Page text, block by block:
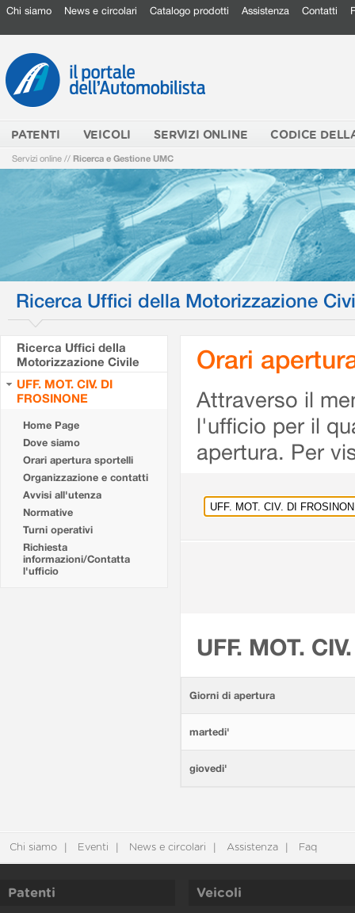
Chi siamo News e circolari Catalogo prodotti Assistenza Contatti
PATENTI VEICOLI SERVIZI ONLINE CODICE
Servizi online // Ricerca e Gestione UMC
Ricerca Uffici della Motorizzazione
Ricerca Uffici della
Motorizzazione Civile
UFF. MOT. CIV. DI
FROSINONE
Home Page
Dove siamo
Orari apertura sportelli
Organizzazione e contatti
Avvisi all'utenza
Normative
Turni operativi
Richiesta
informazioni/Contatta
l'ufficio
Orari
Attraverso il
l'ufficio per il
apertura. Per
UFF. MOT.
Giorni di apertura
martedi'
giovedi'
Chi siamo Eventi News e circolari Assistenza Faq
Patenti Veicoli